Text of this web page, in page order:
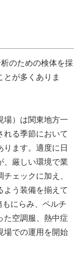
のための検体を採
が多くありま
場）は関東地方一
れる季節において
ります。適度に日
、厳しい環境で業
ェックに加え、
よう装備を揃えて
にらみ、ペルチ
た空調服、熱中症
場での運用を開始